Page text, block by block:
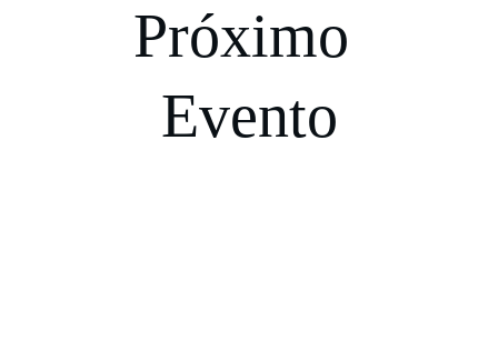
Próximo
Evento